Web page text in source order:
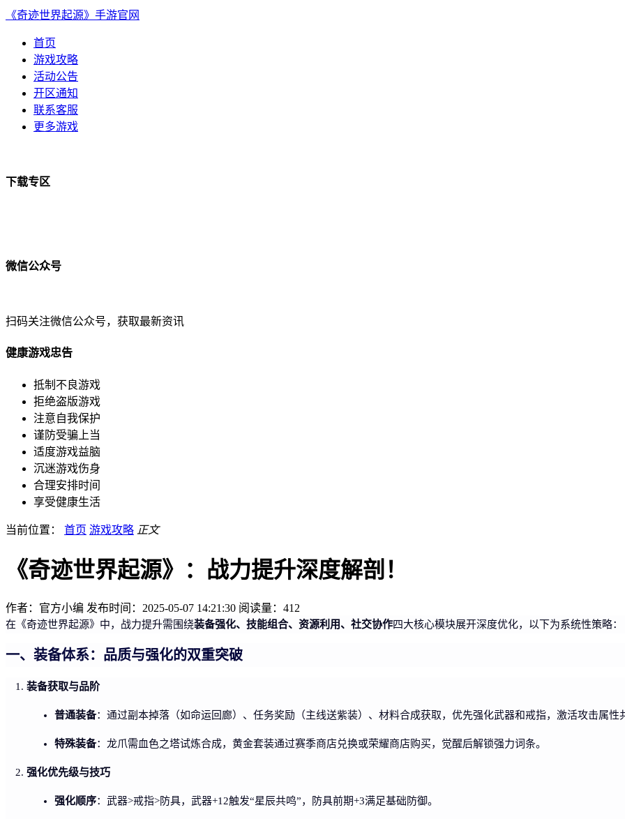
《奇迹世界起源》手游官网
首页
游戏攻略
活动公告
开区通知
联系客服
更多游戏
下载专区
微信公众号
扫码关注微信公众号，获取最新资讯
健康游戏忠告
抵制不良游戏
拒绝盗版游戏
注意自我保护
谨防受骗上当
适度游戏益脑
沉迷游戏伤身
合理安排时间
享受健康生活
当前位置： 首页 游戏攻略 正文
《奇迹世界起源》：战力提升深度解剖！
作者：官方小编 发布时间：2025-05-07 14:21:30 阅读量： 412
在《奇迹世界起源》中，战力提升需围绕装备强化、技能组合、资源利用、社交协作四大核心模块展开深度优化，以下为系统性策略：
一、装备体系：品质与强化的双重突破
装备获取与品阶
普通装备：通过副本掉落（如命运回廊）、任务奖励（主线送紫装）、材料合成获取，优先强化武器和戒指，激活攻击属性
特殊装备：龙爪需血色之塔试炼合成，黄金套装通过赛季商店兑换或荣耀商店购买，觉醒后解锁强力词条。
强化优先级与技巧
强化顺序：武器>戒指>防具，武器+12触发“星辰共鸣”，防具前期+3满足基础防御。